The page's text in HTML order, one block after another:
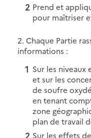
Prend et
pour maîtriser
2. Chaque Partie
informations :
Sur les
et sur les
de soufre
en tenant
zone
plan de travail
Sur les effets